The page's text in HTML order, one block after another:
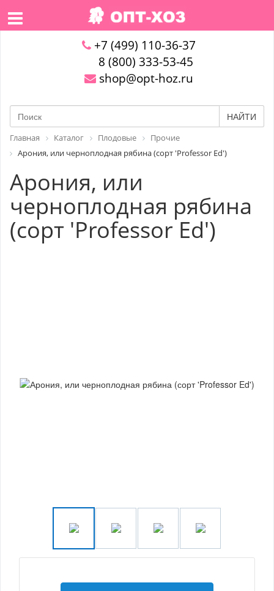
+7 (499) 110-36-37
8 (800) 333-53-45
shop@opt-hoz.ru
НАЙТИ
Главная Каталог Плодовые
Прочие
Арония, или черноплодная рябина (сорт 'Professor Ed')
Арония, или
черноплодная рябина
(сорт 'Professor Ed')